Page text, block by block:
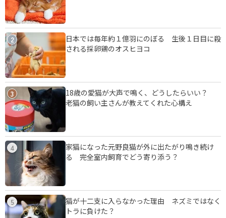
2
日本では毎年約１億羽にのぼる 生後１日目に殺
される採卵鶏のオスヒヨコ
3
18歳の愛猫が大声で鳴く、どうしたらいい？
老猫の飼い主さんが教えてくれた心構え
4
家猫になった元野良猫が外に出たがり鳴き続け
る 完全室内飼育でどう寄り添う？
5
猫が十二支に入らなかった理由 ネズミではなく
トラに負けた？